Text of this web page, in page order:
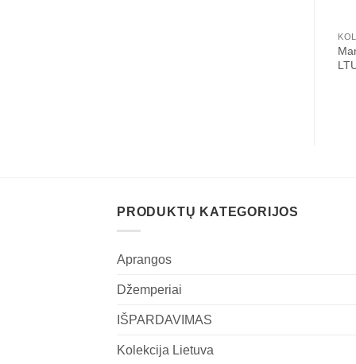
PRODUKTŲ KATEGORIJOS
Aprangos
Džemperiai
IŠPARDAVIMAS
Kolekcija Lietuva